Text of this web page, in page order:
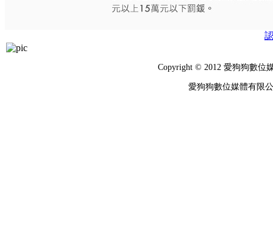
Copyright © 2012 愛狗狗數位
愛狗狗數位媒體有限